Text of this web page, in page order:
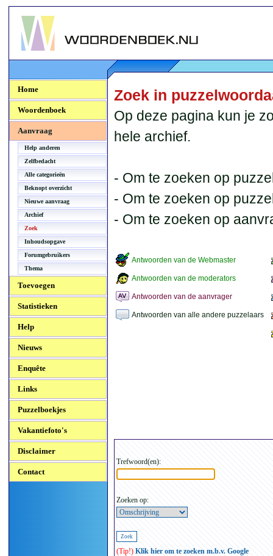
Woordenboek.NU
Home
Woordenboek
Aanvraag
Help anderen
Zelfbedacht
Alle categorieën
Beknopt overzicht
Nieuwe aanvraag
Archief
Zoek
Inhoudsopgave
Forumgebruikers
Thema
Toevoegen
Statistieken
Help
Nieuws
Enquête
Links
Puzzelboekjes
Vakantiefoto's
Disclaimer
Contact
Zoek in
Op deze pagina kun je
hele archief.
- Om te zoeken op
- Om te zoeken op
- Om te zoeken op
Antwoorden van de Webmaster
Antwoorden van de moderators
Antwoorden van de aanvrager
Antwoorden van alle andere puzzelaars
Trefwoord(en):
Zoeken op:
(Tip!) Klik hier om te zoeken m.b.v. Google